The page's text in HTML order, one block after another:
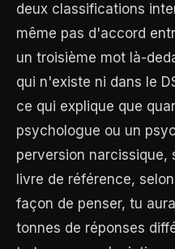
deux classifications
même pas d'accord
un troisième mot là-
qui n'existe ni dans le
ce qui explique que
psychologue ou un
perversion narcissique,
livre de référence,
façon de penser, tu
tonnes de réponses